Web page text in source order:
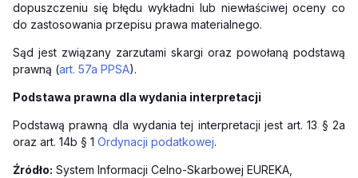
dopuszczeniu się błędu wykładni lub niewłaściwej oceny co
do zastosowania przepisu prawa materialnego.
Sąd jest związany zarzutami skargi oraz powołaną podstawą
prawną (art. 57a PPSA).
Podstawa prawna dla wydania interpretacji
Podstawą prawną dla wydania tej interpretacji jest art. 13 § 2a
oraz art. 14b § 1 Ordynacji podatkowej.
Źródło: System Informacji Celno-Skarbowej EUREKA,